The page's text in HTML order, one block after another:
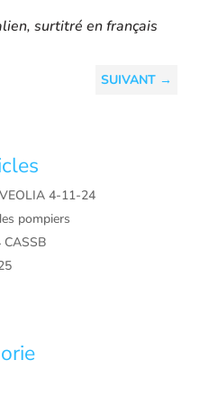
surtitré en français
SUIVANT →
4-11-24
pompiers